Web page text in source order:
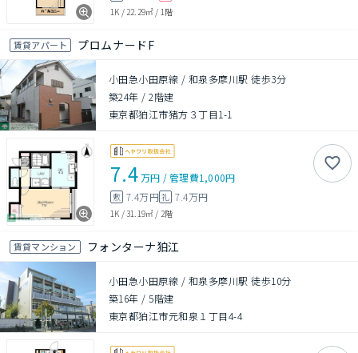
1K /22.29㎡ / 1階
賃貸アパート プロムナードF
小田急小田原線 / 和泉多摩川駅 徒歩3分
築24年 /2階建
東京都狛江市猪方３丁目1-1
7.4万円 /管理費1,000円
敷 7.4万円礼 7.4万円
1K /31.19㎡ / 2階
賃貸マンション フォンターナ狛江
小田急小田原線 / 和泉多摩川駅 徒歩10分
築16年 /5階建
東京都狛江市元和泉１丁目4-4